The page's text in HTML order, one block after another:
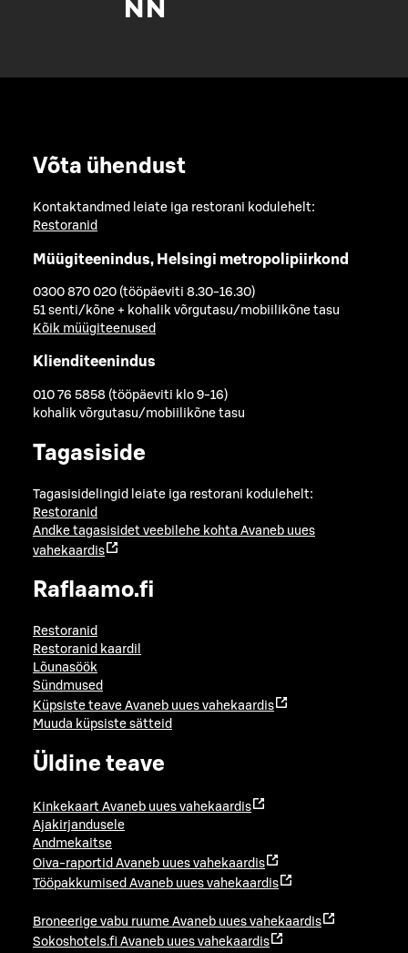
Võta ühendust
Kontaktandmed leiate iga restorani kodulehelt:
Restoranid
Müügiteenindus, Helsingi metropolipiirkond
0300 870 020 (tööpäeviti 8.30-16.30)
51 senti/kõne + kohalik võrgutasu/mobiilikõne tasu
Kõik müügiteenused
Klienditeenindus
010 76 5858 (tööpäeviti klo 9-16)
kohalik võrgutasu/mobiilikõne tasu
Tagasiside
Tagasisidelingid leiate iga restorani kodulehelt:
Restoranid
Andke tagasisidet veebilehe kohta Avaneb uues
vahekaardis
Raflaamo.fi
Restoranid
Restoranid kaardil
Lõunasöök
Sündmused
Küpsiste teave Avaneb uues vahekaardis
Muuda küpsiste sätteid
Üldine teave
Kinkekaart Avaneb uues vahekaardis
Ajakirjandusele
Andmekaitse
Oiva-raportid Avaneb uues vahekaardis
Tööpakkumised Avaneb uues vahekaardis
Broneerige vabu ruume Avaneb uues vahekaardis
Sokoshotels.fi Avaneb uues vahekaardis